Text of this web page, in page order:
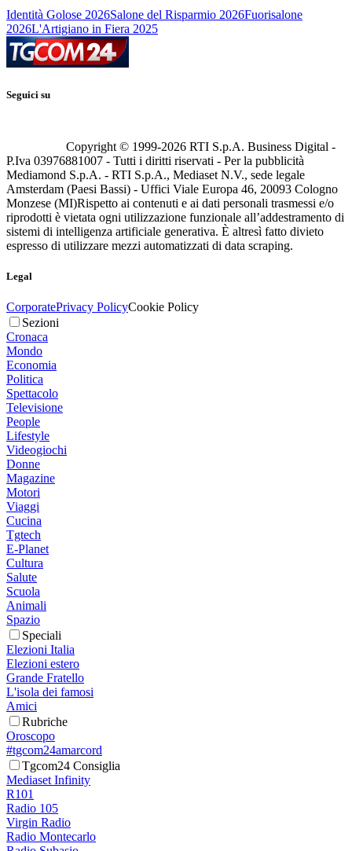
Identità Golose 2026Salone del Risparmio 2026Fuorisalone
2026L'Artigiano in Fiera 2025
Seguici su
Copyright © 1999-2026 RTI S.p.A. Business Digital -
P.Iva 03976881007 - Tutti i diritti riservati - Per la pubblicità
Mediamond S.p.A. - RTI S.p.A., Mediaset N.V., sede legale
Amsterdam (Paesi Bassi) - Uffici Viale Europa 46, 20093 Cologno
Monzese (MI)Rispetto ai contenuti e ai dati personali trasmessi e/o
riprodotti è vietata ogni utilizzazione funzionale all’addestramento di
sistemi di intelligenza artificiale generativa. È altresì fatto divieto
espresso di utilizzare mezzi automatizzati di data scraping.
Legal
CorporatePrivacy PolicyCookie Policy
Sezioni
Cronaca
Mondo
Economia
Politica
Spettacolo
Televisione
People
Lifestyle
Videogiochi
Donne
Magazine
Motori
Viaggi
Cucina
Tgtech
E-Planet
Cultura
Salute
Scuola
Animali
Spazio
Speciali
Elezioni Italia
Elezioni estero
Grande Fratello
L'isola dei famosi
Amici
Rubriche
Oroscopo
#tgcom24amarcord
Tgcom24 Consiglia
Mediaset Infinity
R101
Radio 105
Virgin Radio
Radio Montecarlo